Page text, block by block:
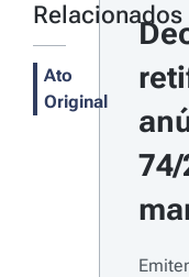
Relacionados
Ato
Original